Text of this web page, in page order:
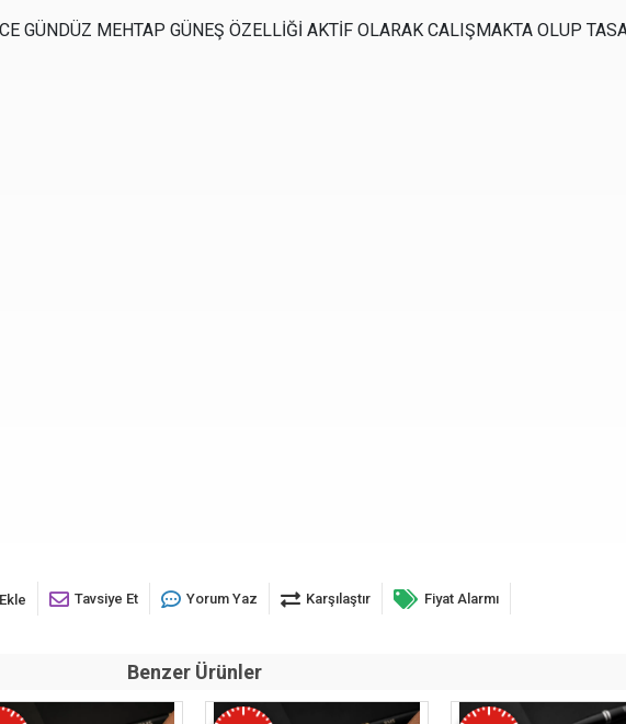
GÜNDÜZ MEHTAP GÜNEŞ ÖZELLİĞİ AKTİF OLARAK CALIŞMAKTA OLUP
Tavsiye Et Yorum Yaz Karşılaştır Fiyat Alarmı
Benzer Ürünler